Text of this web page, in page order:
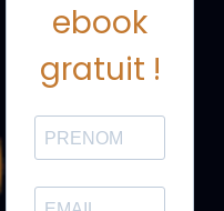
ebook
gratuit !